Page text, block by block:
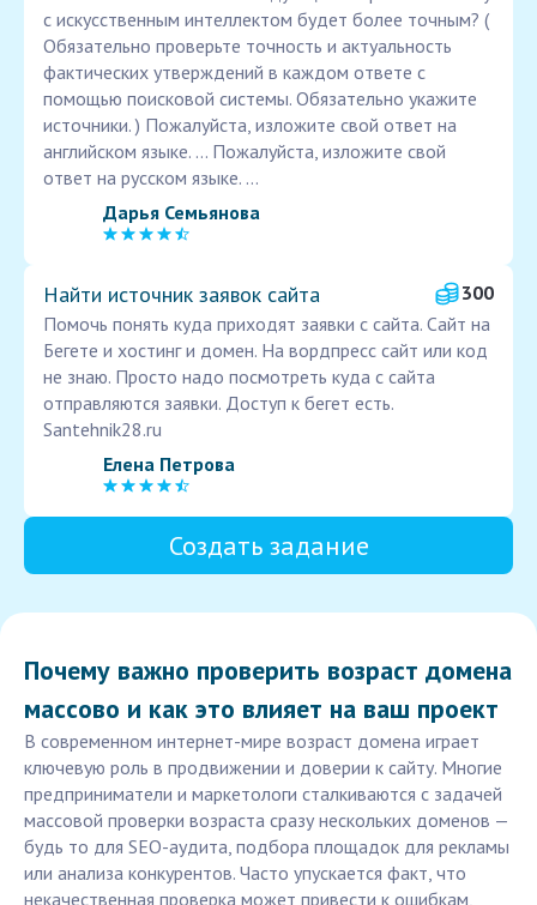
с искусственным интеллектом будет более точным? (
Обязательно проверьте точность и актуальность
фактических утверждений в каждом ответе с
помощью поисковой системы. Обязательно укажите
источники. ) Пожалуйста, изложите свой ответ на
английском языке. ... Пожалуйста, изложите свой
ответ на русском языке. ...
Дарья Семьянова
Найти источник заявок сайта
300
Помочь понять куда приходят заявки с сайта. Сайт на
Бегете и хостинг и домен. На вордпресс сайт или код
не знаю. Просто надо посмотреть куда с сайта
отправляются заявки. Доступ к бегет есть.
Santehnik28.ru
Елена Петрова
Создать задание
Почему важно проверить возраст домена
массово и как это влияет на ваш проект
В современном интернет-мире возраст домена играет
ключевую роль в продвижении и доверии к сайту. Многие
предприниматели и маркетологи сталкиваются с задачей
массовой проверки возраста сразу нескольких доменов —
будь то для SEO-аудита, подбора площадок для рекламы
или анализа конкурентов. Часто упускается факт, что
некачественная проверка может привести к ошибкам,